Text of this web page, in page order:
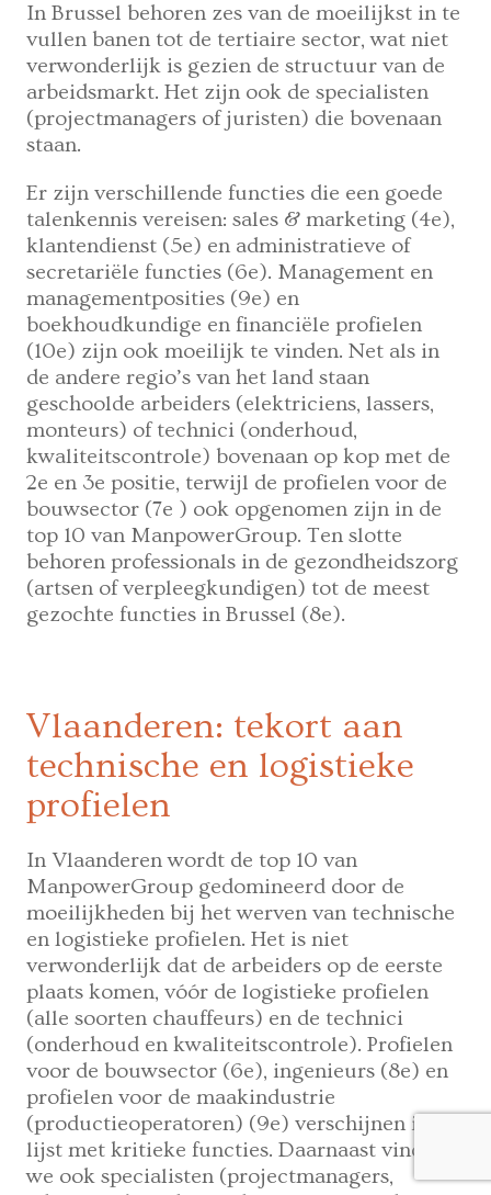
In Brussel behoren zes van de moeilijkst in te
vullen banen tot de tertiaire sector, wat niet
verwonderlijk is gezien de structuur van de
arbeidsmarkt. Het zijn ook de specialisten
(projectmanagers of juristen) die bovenaan
staan.
Er zijn verschillende functies die een goede
talenkennis vereisen: sales & marketing (4e),
klantendienst (5e) en administratieve of
secretariële functies (6e). Management en
managementposities (9e) en
boekhoudkundige en financiële profielen
(10e) zijn ook moeilijk te vinden. Net als in
de andere regio’s van het land staan ​​
geschoolde arbeiders (elektriciens, lassers,
monteurs) of technici (onderhoud,
kwaliteitscontrole) bovenaan op kop met de
2e en 3e positie, terwijl de profielen voor de
bouwsector (7e ) ook opgenomen zijn in de
top 10 van ManpowerGroup. Ten slotte
behoren professionals in de gezondheidszorg
(artsen of verpleegkundigen) tot de meest
gezochte functies in Brussel (8e).
Vlaanderen: tekort aan
technische en logistieke
profielen
In Vlaanderen wordt de top 10 van
ManpowerGroup gedomineerd door de
moeilijkheden bij het werven van technische
en logistieke profielen. Het is niet
verwonderlijk dat de arbeiders op de eerste
plaats komen, vóór de logistieke profielen
(alle soorten chauffeurs) en de technici
(onderhoud en kwaliteitscontrole). Profielen
voor de bouwsector (6e), ingenieurs (8e) en
profielen voor de maakindustrie
(productieoperatoren) (9e) verschijnen in de
lijst met kritieke functies. Daarnaast vinden
we ook specialisten (projectmanagers,